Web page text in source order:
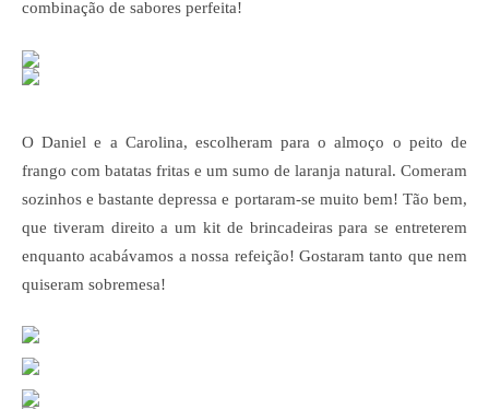
combinação de sabores perfeita!
O Daniel e a Carolina, escolheram para o almoço o peito de
frango com batatas fritas e um sumo de laranja natural. Comeram
sozinhos e bastante depressa e portaram-se muito bem! Tão bem,
que tiveram direito a um kit de brincadeiras para se entreterem
enquanto acabávamos a nossa refeição! Gostaram tanto que nem
quiseram sobremesa!